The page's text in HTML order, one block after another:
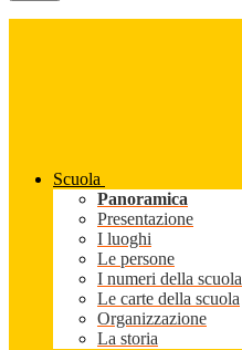
Scuola
Panoramica
Presentazione
I luoghi
Le persone
I numeri della scuola
Le carte della scuola
Organizzazione
La storia